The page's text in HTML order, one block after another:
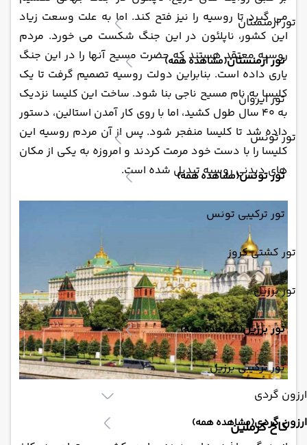
تور ارمنستان
تور ارمنستان(مشاهده همه)
تور ایروان
تور تونس
تور تونس(مشاهده همه)
تور ترکیبی تونس
تور کشتی کروز
تور برزیل
تور برزیل(مشاهده همه)
تور ترکیبی برزیل
ارزون گردی
ارزون گردی(مشاهده همه)
می ‌گیرد تا روسیه را نیز فتح کند. اما به علت وسعت زیاد
این کشور، ناپلئون در این جنگ شکست می ‌خورد. مردم
روسیه معتقد هستند که حضرت مسیح آنها را در این جنگ
یاری داده است. بنابراین دولت روسیه تصمیم گرفت تا یک
کلیسا به نام مسیح ناجی بنا شود. ساخت این کلیسا نزدیک
به 40 سال طول کشید، اما با روی کار آمدن استالین، دستور
داده شد تا کلیسا منفجر شود. پس از آن مردم روسیه این
کلیسا را با دست خود مرمت کردند و امروزه به یکی از مکان‌
های دیدنی روسیه تبدیل شده است.
کاخ کرملین